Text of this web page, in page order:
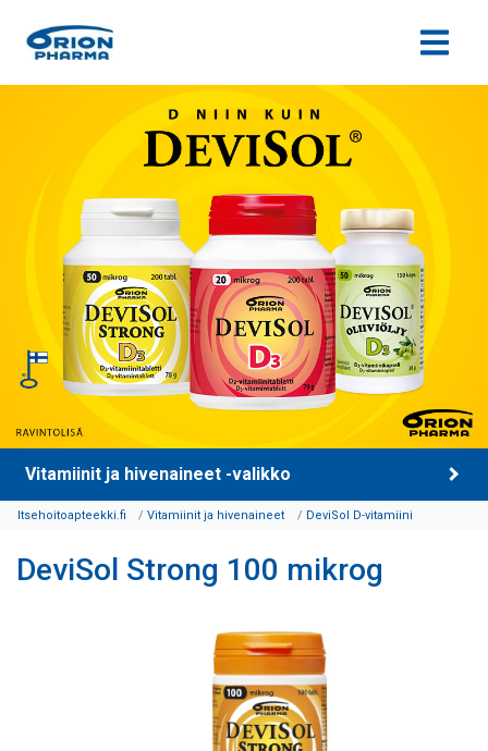
Siirry sisältöön
Vitamiinit ja hivenaineet -valikko
Itsehoitoapteekki.fi Vitamiinit ja hivenaineet DeviSol D-vitamiini
DeviSol Strong 100 mikrog